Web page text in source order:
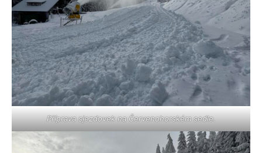
Příprava sjezdovek na Červenohorském sedle.